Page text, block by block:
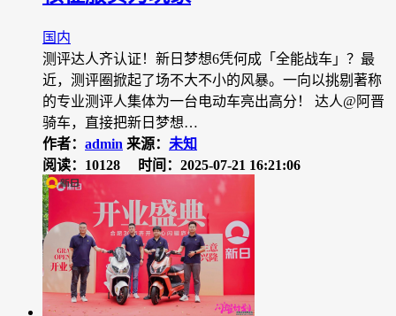
国内
测评达人齐认证！新日梦想6凭何成「全能战车」？最
近，测评圈掀起了场不大不小的风暴。一向以挑剔著称
的专业测评人集体为一台电动车亮出高分！ 达人@阿晋
骑车，直接把新日梦想…
作者： admin 来源： 未知
阅读：10128
时间：2025-07-21 16:21:06